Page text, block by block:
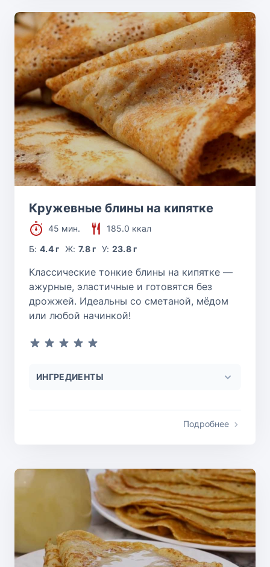
Кружевные блины на кипятке
45 мин.
185.0 ккал
Б:4.4 г Ж: 7.8 г У: 23.8 г
Классические тонкие блины на кипятке —
ажурные, эластичные и готовятся без
дрожжей. Идеальны со сметаной, мёдом
или любой начинкой!
ИНГРЕДИЕНТЫ
Подробнее